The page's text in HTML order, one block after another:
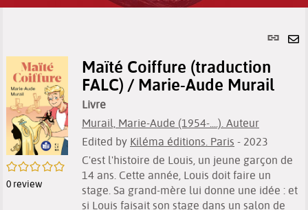
link
/5
0 review
Maïté Coiffure (traduction
FALC) / Marie-Aude Murail
Livre
Murail, Marie-Aude (1954-....). Auteur
Edited by Kiléma éditions. Paris - 2023
C'est l'histoire de Louis, un jeune garçon de
14 ans. Cette année, Louis doit faire un
stage. Sa grand-mère lui donne une idée : et
si Louis faisait son stage dans un salon de